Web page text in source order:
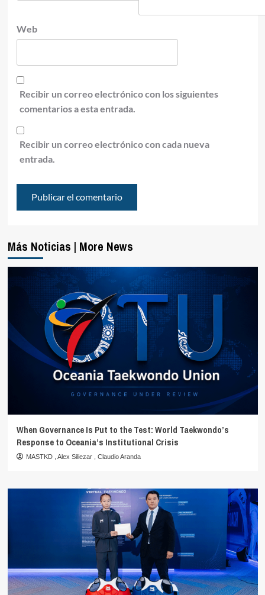
Web
Recibir un correo electrónico con los siguientes
comentarios a esta entrada.
Recibir un correo electrónico con cada nueva
entrada.
Más Noticias | More News
When Governance Is Put to the Test: World Taekwondo’s
Response to Oceania’s Institutional Crisis
MASTKD Alex Siliezar Claudio Aranda